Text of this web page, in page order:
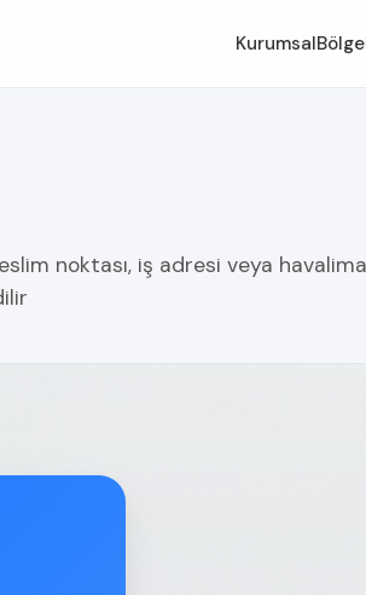
Kurumsal
noktası, iş adresi veya